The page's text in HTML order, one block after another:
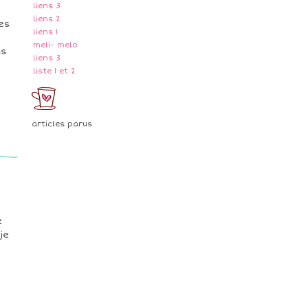
liens 3
liens 2
liens 1
meli- melo
liens 3
liste 1 et 2
articles parus